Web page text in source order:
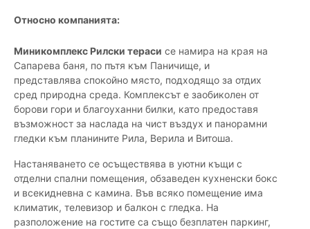
Относно компанията:
Миникомплекс Рилски тераси се намира на края на
Сапарева баня, по пътя към Паничище, и
представлява спокойно място, подходящо за отдих
сред природна среда. Комплексът е заобиколен от
борови гори и благоуханни билки, като предоставя
възможност за наслада на чист въздух и панорамни
гледки към планините Рила, Верила и Витоша.
Настаняването се осъществява в уютни къщи с
отделни спални помещения, обзаведен кухненски бокс
и всекидневна с камина. Във всяко помещение има
климатик, телевизор и балкон с гледка. На
разположение на гостите са също безплатен паркинг,